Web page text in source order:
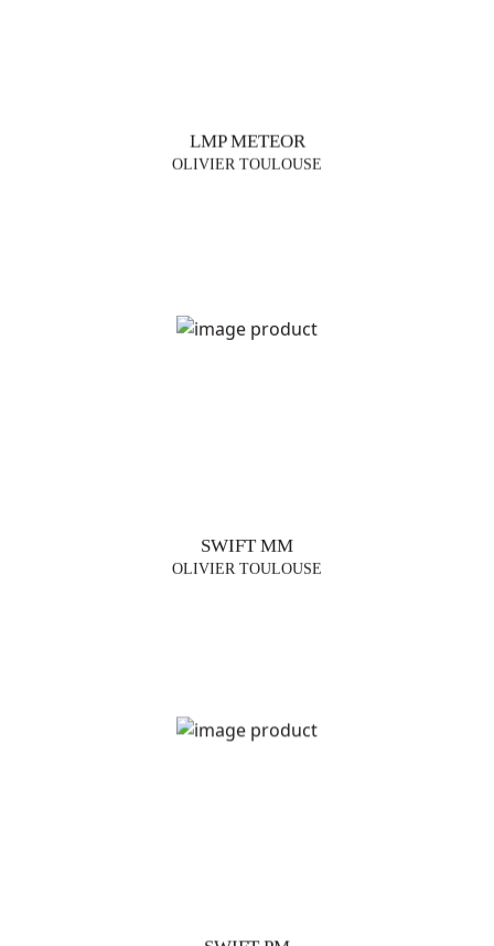
LMP METEOR
OLIVIER TOULOUSE
SWIFT MM
OLIVIER TOULOUSE